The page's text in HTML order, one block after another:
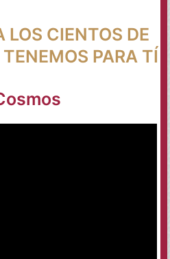
LOS CIENTOS DE
PARA TÍ